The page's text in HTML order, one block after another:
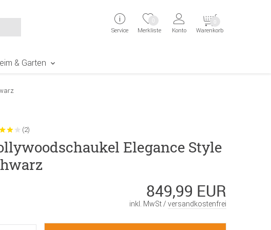
Service Merkliste
0
Konto Warenkorb
0
& Garten
(2)
Elegance Style
849,99 EUR
inkl. MwSt / versandkostenfrei